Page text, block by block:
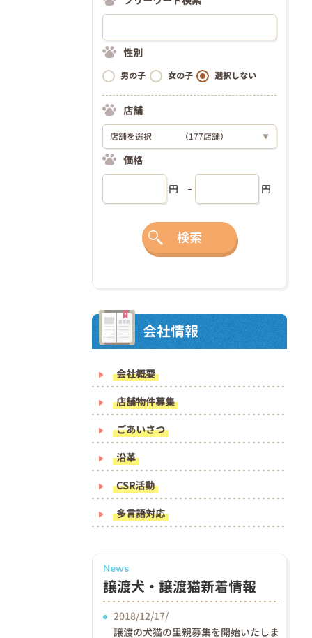
性別
男の子 女の子 選択しない
店舗
店舗を選択 （177店舗） ▼
価格
円 円
検索
会社情報
会社概要
店舗物件募集
ごあいさつ
沿革
CSR活動
多言語対応
News
譲渡犬・譲渡猫新着情報
2018/12/17/
譲渡の犬猫の里親募集を開始いたしま